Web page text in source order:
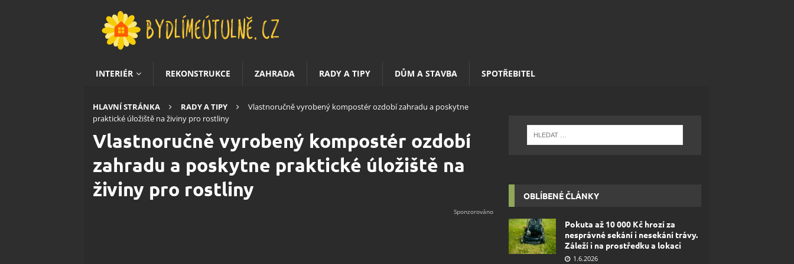
INTERIÉR REKONSTRUKCE ZAHRADA RADY A TIPY DŮM A STAVBA SPOTŘEBITEL
HLAVNÍ STRÁNKA RADY A TIPY
Vlastnoručně vyrobený kompostér ozdobí zahradu a poskytne
praktické úložiště na živiny pro rostliny
Vlastnoručně vyrobený kompostér ozdobí
zahradu a poskytne praktické úložiště na
živiny pro rostliny
OBLÍBENÉ ČLÁNKY
Pokuta až 10 000 Kč hrozí za
nesprávné sekání i nesekání trávy.
Záleží i na prostředku a lokaci
1.6.2026